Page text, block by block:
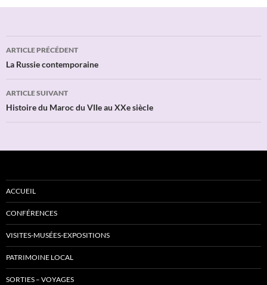
Navigation
des
articles
ARTICLE PRÉCÉDENT
La Russie contemporaine
ARTICLE SUIVANT
Histoire du Maroc du VIIe au XXe siècle
ACCUEIL
CONFÉRENCES
VISITES-MUSÉES-EXPOSITIONS
PATRIMOINE LOCAL
SORTIES – VOYAGES